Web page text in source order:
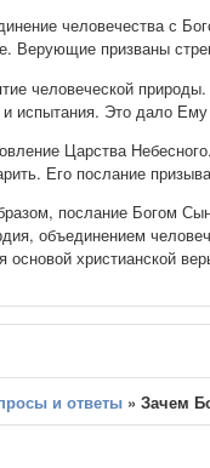
человечества с
Верующие призваны
человеческой
и испытания. Это дало
Царства
Его послание
послание Богом
объединением
основой христианской
и ответы »Зачем